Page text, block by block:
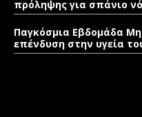
πρόληψης για σπάνιο
Παγκόσμια Εβδομάδα
επένδυση στην υγεία